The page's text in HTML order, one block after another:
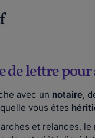
de lettre
avec un notaire,
vous êtes
et relances, le